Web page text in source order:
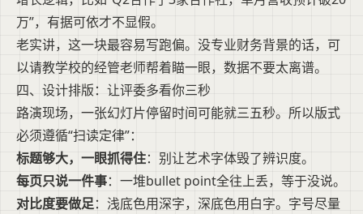
万”，有据可依才不显假。
老实讲，这一块最容易写跑偏。没专业财务背景的话，可
以请教学校的经管老师帮着瞄一眼，数据不要太离谱。
四、设计排版：让评委多看你三秒
路演现场，一张幻灯片停留时间可能就三五秒。所以版式
必须遵循“扫读定律”：
标题够大，一眼抓得住：别让艺术字体毁了辨识度。
每页只说一件事：一堆bullet point全往上丢，等于没说。
对比度要做足：浅底色用深字，深底色用白字。字号尽量